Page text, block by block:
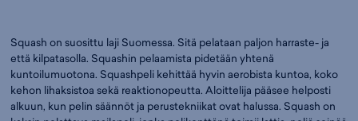
Squash on suosittu laji Suomessa. Sitä pelataan paljon harraste- ja
että kilpatasolla. Squashin pelaamista pidetään yhtenä
kuntoilumuotona. Squashpeli kehittää hyvin aerobista kuntoa, koko
kehon lihaksistoa sekä reaktionopeutta. Aloittelija pääsee helposti
alkuun, kun pelin säännöt ja perustekniikat ovat halussa. Squash on